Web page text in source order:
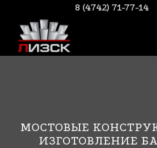
8 (4742) 71-77-14
МОСТОВЫЕ
ИЗГОТОВЛЕНИЕ